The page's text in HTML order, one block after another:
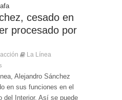
cesado en
procesado por
La Línea
Alejandro Sánchez
en sus funciones en el
del Interior. Así se puede